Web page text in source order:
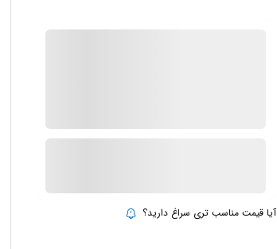
آیا قیمت مناسب تری سراغ دارید؟